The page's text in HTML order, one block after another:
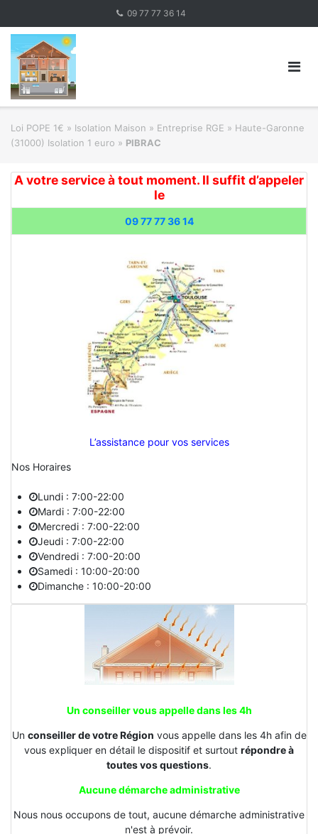
content
09 77 77 36 14
Loi POPE 1€ » Isolation Maison » Entreprise RGE » Haute-Garonne
(31000) Isolation 1 euro » PIBRAC
A votre service à tout moment. Il suffit d’appeler
le
09 77 77 36 14
L’assistance pour vos services
Nos Horaires
Lundi : 7:00-22:00
Mardi : 7:00-22:00
Mercredi : 7:00-22:00
Jeudi : 7:00-22:00
Vendredi : 7:00-20:00
Samedi : 10:00-20:00
Dimanche : 10:00-20:00
Un conseiller vous appelle dans les 4h
Un conseiller de votre Région vous appelle dans les 4h afin de
vous expliquer en détail le dispositif et surtout répondre à
toutes vos questions.
Aucune démarche administrative
Nous nous occupons de tout, aucune démarche administrative
n'est à prévoir.